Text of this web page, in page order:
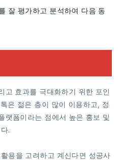
잘 평가하고 분석하여 다음 동
고 효과를 극대화하기 위한 포인
은 젊은 층이 많이 이용하고, 정
랫폼이라는 점에서 높은 홍보 및
.
용을 고려하고 계신다면 성공사